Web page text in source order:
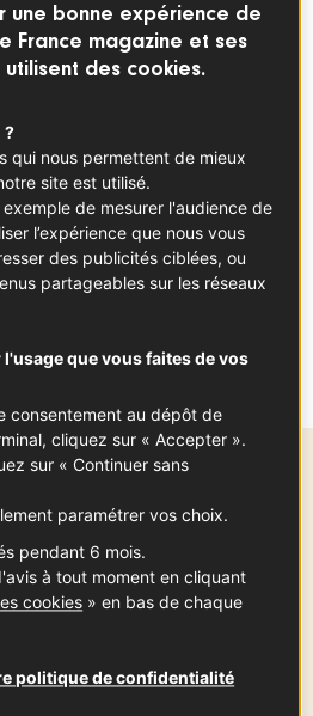
à l’huile
tomate fraîche
CÔTE D’AZUR
d’olive AOC !
AOP Vallée des Baux-de-
une bonne expérience de
France magazine et ses
des cookies.
?
qui nous permettent de mieux
site est utilisé.
de mesurer l'audience de
l’expérience que nous vous
des publicités ciblées, ou
partageables sur les réseaux
que vous faites de vos
consentement au dépôt de
cliquez sur « Accepter ».
sur « Continuer sans
paramétrer vos choix.
pendant 6 mois.
à tout moment en cliquant
cookies » en bas de chaque
politique de confidentialité